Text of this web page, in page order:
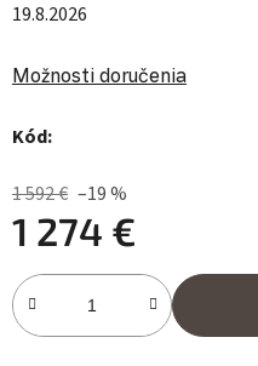
19.8.2026
Možnosti doručenia
Kód:
1 592 € –19 %
1 274 €
Jednotková cena: